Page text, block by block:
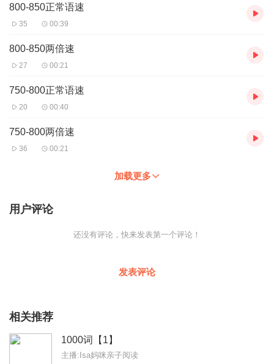
800-850正常语速
35 00:39
800-850两倍速
27 00:21
750-800正常语速
20 00:40
750-800两倍速
36 00:21
加载更多
用户评论
还没有评论，快来发表第一个评论！
发表评论
相关推荐
1000词【1】
主播:Isa妈咪亲子阅读